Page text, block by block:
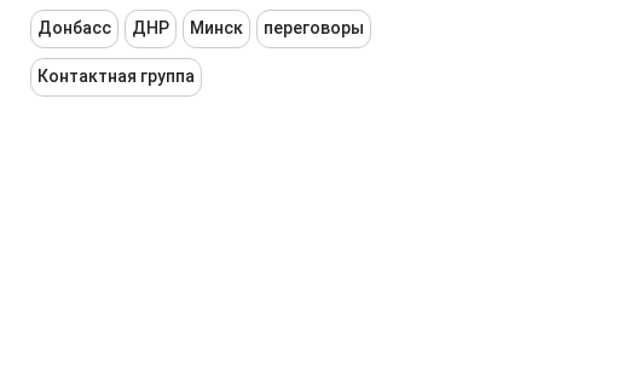
Донбасс ДНР Минск переговоры
Контактная группа